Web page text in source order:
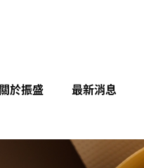
關於振盛 最新消息
充氣結構系列